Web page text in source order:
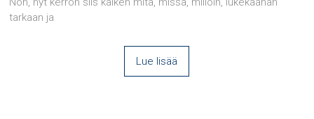
tarkaan ja
Lue lisää